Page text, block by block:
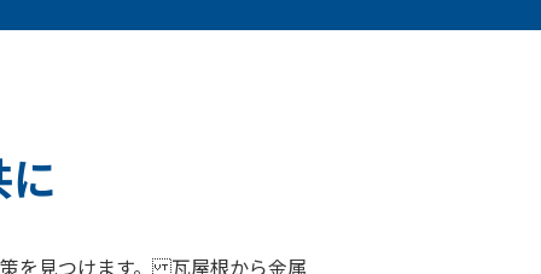
を見つけます。 瓦屋根から金属